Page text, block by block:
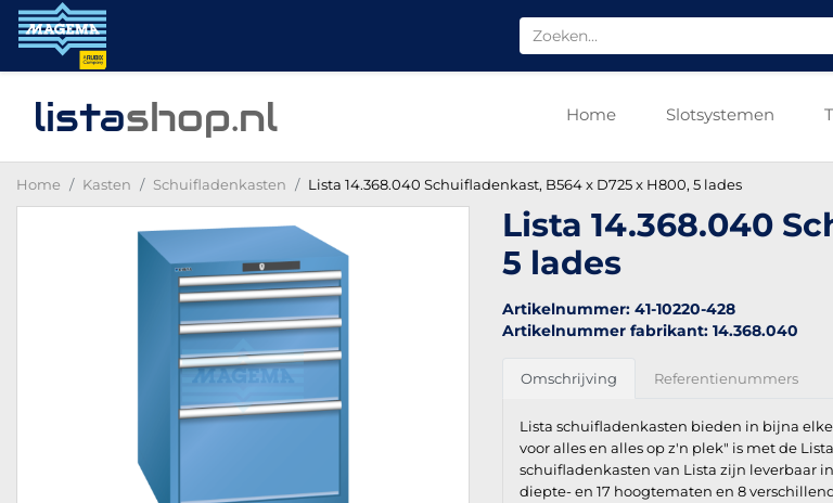
listashop.nl Home Slotsystemen
Home Kasten Schuifladenkasten Lista 14.368.040 Schuifladenkast, B564 x D725 x H800, 5 lades
Lista 14.368.040
5 lades
Artikelnummer: 41-10220-428
Artikelnummer fabrikant: 14.368.040
Omschrijving Referentienummers
Lista schuifladenkasten bieden in bijna
voor alles en alles op z'n plek" is met de
schuifladenkasten van Lista zijn leverbaar
diepte- en 17 hoogtematen en 8